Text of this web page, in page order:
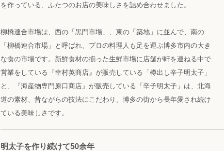
を作っている、ふたつのお店の美味しさを詰め合わせました。
柳橋連合市場は、西の「黒門市場」、東の「築地」に並んで、南の
「柳橋連合市場」と呼ばれ、プロの料理人も足を運ぶ博多市内の大き
な食の市場です。新鮮食材の揃った生鮮市場に店舗が軒を連ねる中で
営業をしている『幸村英商店』が販売している「樽出し辛子明太子」
と、『海産物専門原口商店』が販売している「辛子明太子」は、北海
道の素材、昔ながらの技法にこだわり、博多の街から長年愛され続け
ている美味しさです。
明太子を作り続けて50余年